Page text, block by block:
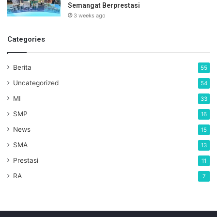
Semangat Berprestasi
3 weeks ago
Categories
Berita 55
Uncategorized 54
MI 33
SMP 16
News 15
SMA 13
Prestasi 11
RA 7